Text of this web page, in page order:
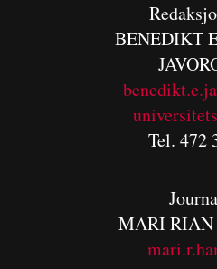
BENEDIKT
Tel. 472
MARI RIAN